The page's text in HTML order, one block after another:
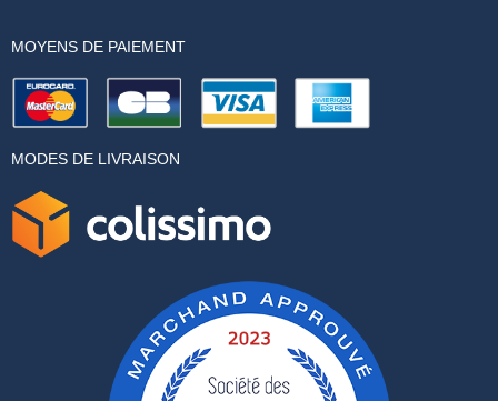
MOYENS DE PAIEMENT
MODES DE LIVRAISON